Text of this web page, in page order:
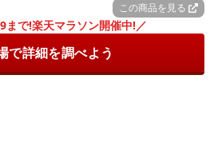
この商品を見る
まで!楽天マラソン開催中!／
で詳細を調べよう